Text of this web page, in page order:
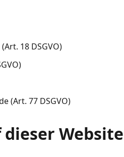
18 DSGVO)
(Art. 77 DSGVO)
Website